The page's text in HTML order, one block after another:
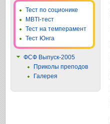
Тест по соционике
MBTI-тест
Тест на темперамент
Тест Юнга
ФСФ Выпуск-2005
Приколы преподов
Галерея